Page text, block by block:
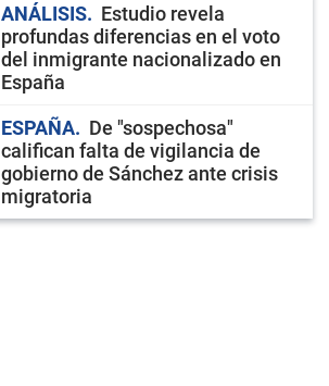
ANÁLISIS
Estudio revela
profundas diferencias en el voto
del inmigrante nacionalizado en
España
ESPAÑA
De "sospechosa"
califican falta de vigilancia de
gobierno de Sánchez ante crisis
migratoria